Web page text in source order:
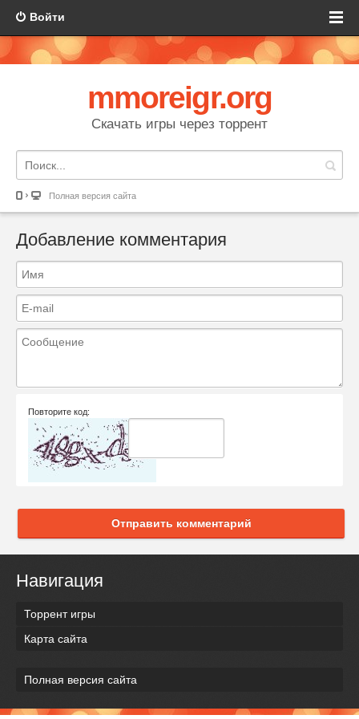
Войти
mmoreigr.org
Скачать игры через торрент
Полная версия сайта
Добавление комментария
Повторите код:
Отправить комментарий
Навигация
Торрент игры
Карта сайта
Полная версия сайта